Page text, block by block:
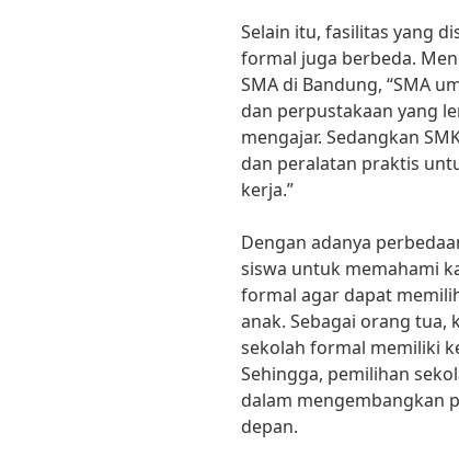
Selain itu, fasilitas yang
formal juga berbeda.
SMA di Bandung, “SMA
dan perpustakaan yang
mengajar. Sedangkan
dan peralatan praktis
kerja.”
Dengan adanya
siswa untuk memahami
formal agar dapat
anak. Sebagai orang tua,
sekolah formal memiliki
Sehingga, pemilihan
dalam mengembangkan
depan.